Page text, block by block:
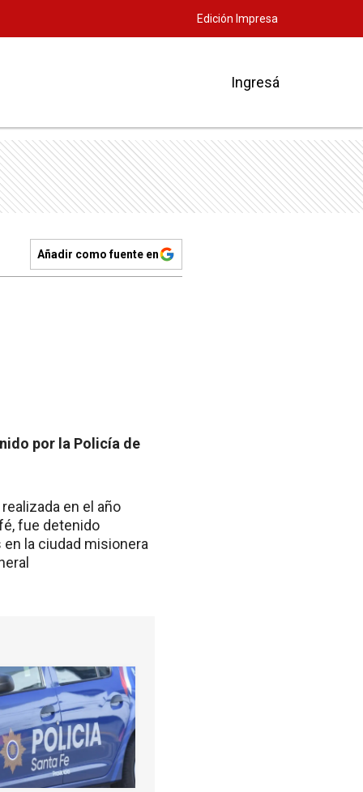
Edición Impresa
Ingresá
Añadir como fuente en
por la Policía de
en el año
fue detenido
la ciudad misionera